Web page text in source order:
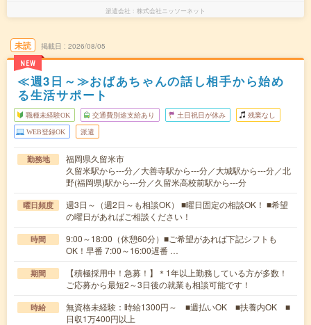
派遣会社 株式会社ニッソーネット
未読
NEW
掲載日 2026/08/05
≪週3日～≫おばあちゃんの話し相手から始め
る生活サポート
職種未経験OK 交通費別途支給あり 土日祝日が休み 残業なし
WEB登録OK 派遣
勤務地
福岡県久留米市
久留米駅から---分／大善寺駅から---分／大城駅から---分／北
野(福岡県)駅から---分／久留米高校前駅から---分
曜日頻度
週3日～（週2日～も相談OK） ■曜日固定の相談OK！ ■希望
の曜日があればご相談ください！
時間
9:00～18:00（休憩60分）■ご希望があれば下記シフトも
OK！早番 7:00～16:00遅番 …
期間
【積極採用中！急募！】＊1年以上勤務している方が多数！
ご応募から最短2～3日後の就業も相談可能です！
時給
無資格未経験：時給1300円～ ■週払いOK ■扶養内OK ■
日収1万400円以上